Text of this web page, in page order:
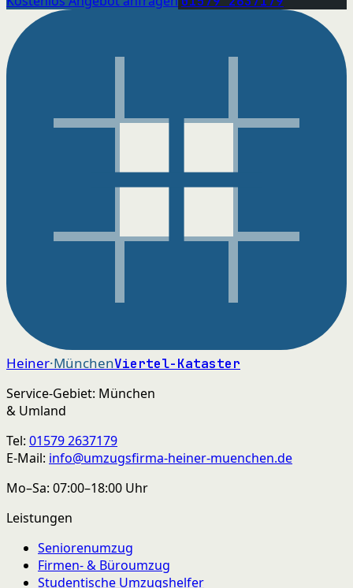
Heiner·MünchenViertel-Kataster
Service-Gebiet: München
& Umland
Tel: 01579 2637179
E-Mail: info@umzugsfirma-heiner-muenchen.de
Mo–Sa: 07:00–18:00 Uhr
Leistungen
Seniorenumzug
Firmen- & Büroumzug
Studentische Umzugshelfer